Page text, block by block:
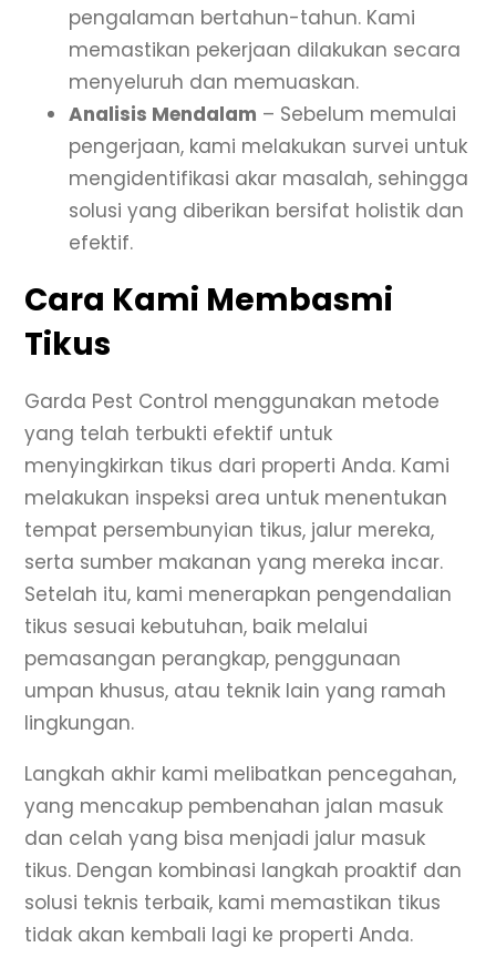
pengalaman bertahun-tahun. Kami
memastikan pekerjaan dilakukan secara
menyeluruh dan memuaskan.
Analisis Mendalam – Sebelum memulai
pengerjaan, kami melakukan survei untuk
mengidentifikasi akar masalah, sehingga
solusi yang diberikan bersifat holistik dan
efektif.
Cara Kami Membasmi
Tikus
Garda Pest Control menggunakan metode
yang telah terbukti efektif untuk
menyingkirkan tikus dari properti Anda. Kami
melakukan inspeksi area untuk menentukan
tempat persembunyian tikus, jalur mereka,
serta sumber makanan yang mereka incar.
Setelah itu, kami menerapkan pengendalian
tikus sesuai kebutuhan, baik melalui
pemasangan perangkap, penggunaan
umpan khusus, atau teknik lain yang ramah
lingkungan.
Langkah akhir kami melibatkan pencegahan,
yang mencakup pembenahan jalan masuk
dan celah yang bisa menjadi jalur masuk
tikus. Dengan kombinasi langkah proaktif dan
solusi teknis terbaik, kami memastikan tikus
tidak akan kembali lagi ke properti Anda.